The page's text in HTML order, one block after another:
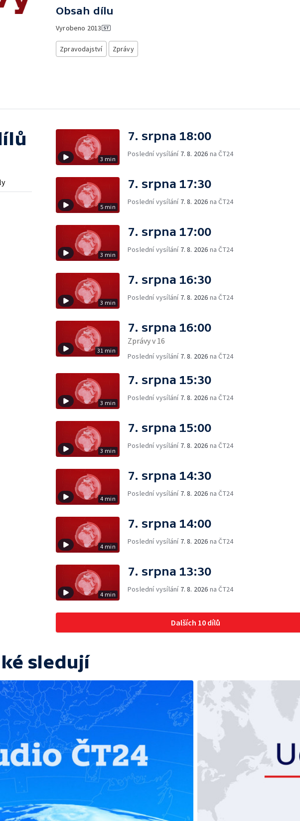
Obsah dílu
Vyrobeno 2013
Zpravodajství Zprávy
3 min
7. srpna 18:00
Poslední vysílání 7. 8. 2026 na ČT24
5 min
7. srpna 17:30
Poslední vysílání 7. 8. 2026 na ČT24
3 min
7. srpna 17:00
Poslední vysílání 7. 8. 2026 na ČT24
3 min
7. srpna 16:30
Poslední vysílání 7. 8. 2026 na ČT24
31 min
7. srpna 16:00
Zprávy v 16
Poslední vysílání 7. 8. 2026 na ČT24
3 min
7. srpna 15:30
Poslední vysílání 7. 8. 2026 na ČT24
3 min
7. srpna 15:00
Poslední vysílání 7. 8. 2026 na ČT24
4 min
7. srpna 14:30
Poslední vysílání 7. 8. 2026 na ČT24
4 min
7. srpna 14:00
Poslední vysílání 7. 8. 2026 na ČT24
4 min
7. srpna 13:30
Poslední vysílání 7. 8. 2026 na ČT24
Dalších 10 dílů
sledují